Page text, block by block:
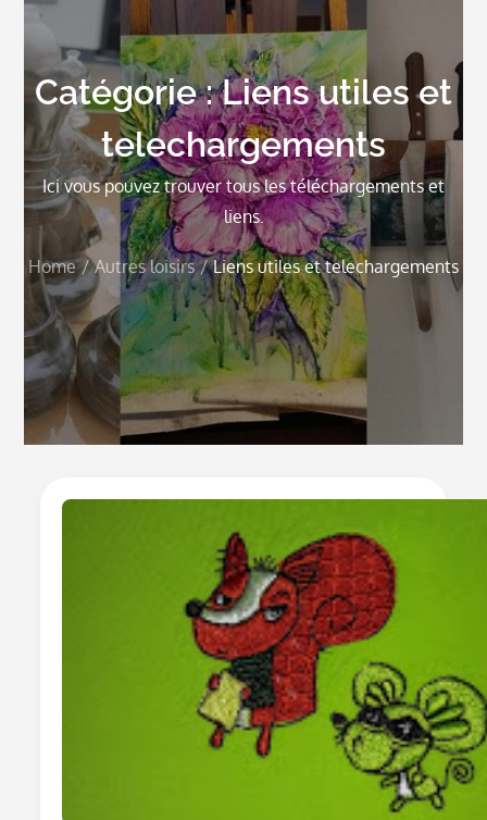
Catégorie :Liens utiles et
telechargements
Ici vous pouvez trouver tous les téléchargements et
liens.
Home Autres loisirs Liens utiles et telechargements